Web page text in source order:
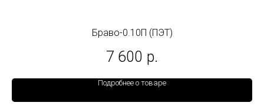
Браво-0.10П (ПЭТ)
7 600 р.
Подробнее о товаре